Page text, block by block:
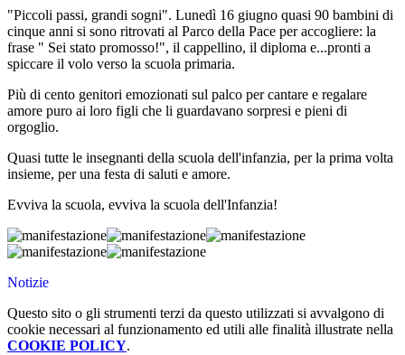
"Piccoli passi, grandi sogni". Lunedì 16 giugno quasi 90 bambini di
cinque anni si sono ritrovati al Parco della Pace per accogliere: la
frase " Sei stato promosso!", il cappellino, il diploma e...pronti a
spiccare il volo verso la scuola primaria.
Più di cento genitori emozionati sul palco per cantare e regalare
amore puro ai loro figli che li guardavano sorpresi e pieni di
orgoglio.
Quasi tutte le insegnanti della scuola dell'infanzia, per la prima volta
insieme, per una festa di saluti e amore.
Evviva la scuola, evviva la scuola dell'Infanzia!
Notizie
Questo sito o gli strumenti terzi da questo utilizzati si avvalgono di
cookie necessari al funzionamento ed utili alle finalità illustrate nella
COOKIE POLICY.